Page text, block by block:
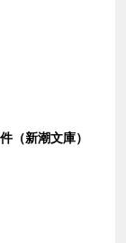
（新潮文庫）